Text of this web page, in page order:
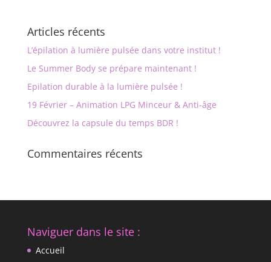
Articles récents
L’épilation à lumière pulsée dans votre institut !
Le Summer Body se prépare maintenant !
Epilation durable à la lumière pulsée !
19 Février – Animation LPG Minceur & Anti-âge
Découvrez la capsule du temps BDR !
Commentaires récents
Naviguer dans le site :
Accueil